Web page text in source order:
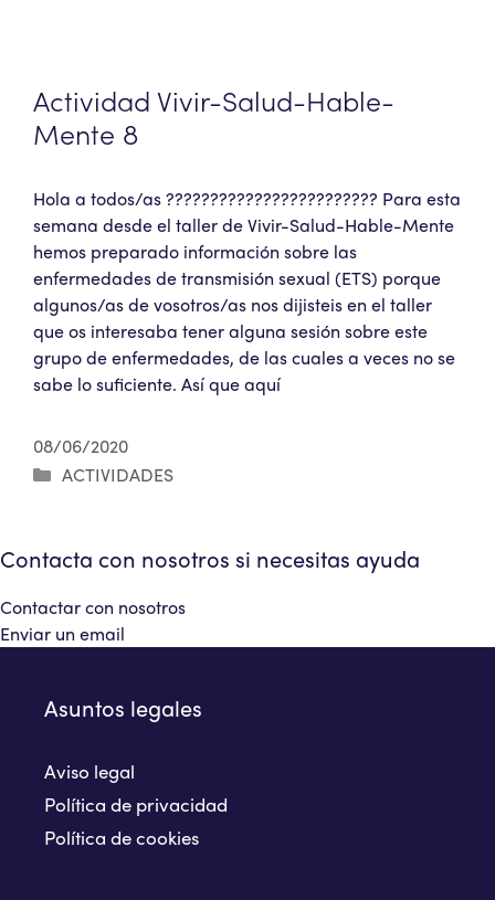
Actividad Vivir-Salud-Hable-
Mente 8
Hola a todos/as ???????????????????????? Para esta
semana desde el taller de Vivir-Salud-Hable-Mente
hemos preparado información sobre las
enfermedades de transmisión sexual (ETS) porque
algunos/as de vosotros/as nos dijisteis en el taller
que os interesaba tener alguna sesión sobre este
grupo de enfermedades, de las cuales a veces no se
sabe lo suficiente. Así que aquí
08/06/2020
Categorías
ACTIVIDADES
Contacta con nosotros si necesitas ayuda
Contactar con nosotros
Enviar un email
Asuntos legales
Aviso legal
Política de privacidad
Política de cookies